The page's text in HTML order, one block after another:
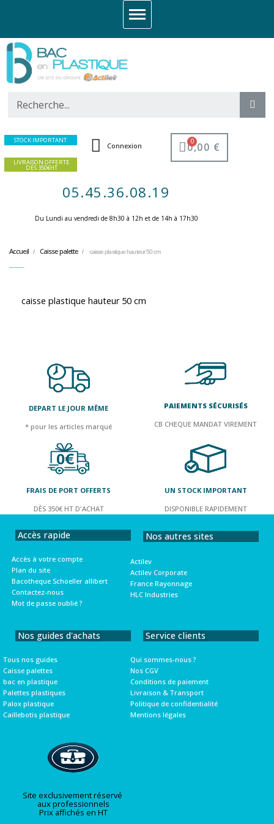
STOCK IMPORTANT
LIVRAISON OFFERTE
DES 350€HT
Connexion 0,00 €
05.45.36.08.19
Du Lundi au vendredi de 8h30 à 12h et de 14h à 17h30 ​
Accueil Caisse palette caisse plastique hauteur 50 cm
caisse plastique hauteur 50 cm
DEPART LE JOUR MÊME
* pour les articles marqué
PAIEMENTS SÉCURISÉS
CB CHEQUE MANDAT VIREMENT
FRAIS DE PORT OFFERTS
DÈS 350€ HT D'ACHAT
UN STOCK IMPORTANT
DISPONIBLE RAPIDEMENT
Accès rapide
Accès à votre compte
Plan du site
Bacotheque Schoeller allibert
Contactez-nous
Mot de passe oublié ?
Nos autres sites
Actilev
Actilev Corporate
France Rayonnage
HLC Industries
Nos guides d'achats
Tous nos guides
Caisse palettes
bac en plastique
Palettes plastiques
Palox plastique
Caillebotis plastique
Service clients
Qui sommes-nous ?
Nos CGV
Conditions de paiement
Livraison & Transport
Politique de confidentialité
Mentions légales
Site exclusivement réservé
aux professionnels
Prix affichés en HT